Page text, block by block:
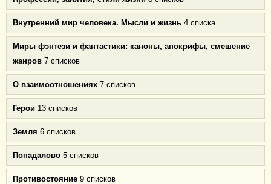
Внутренний мир человека. Мысли и жизнь 4 списка
Миры фэнтези и фантастики: каноны, апокрифы, смешение
жанров 7 списков
О взаимоотношениях 7 списков
Герои 13 списков
Земля 6 списков
Попадалово 5 списков
Противостояние 9 списков